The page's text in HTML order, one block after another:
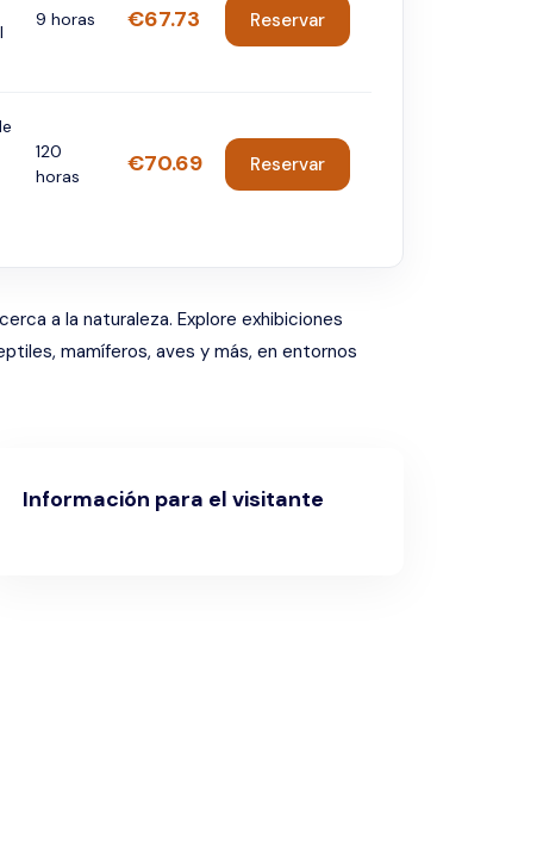
9 horas €67.73 Reservar
120
horas
€70.69 Reservar
a la naturaleza. Explore exhibiciones
mamíferos, aves y más, en entornos
Información para el visitante